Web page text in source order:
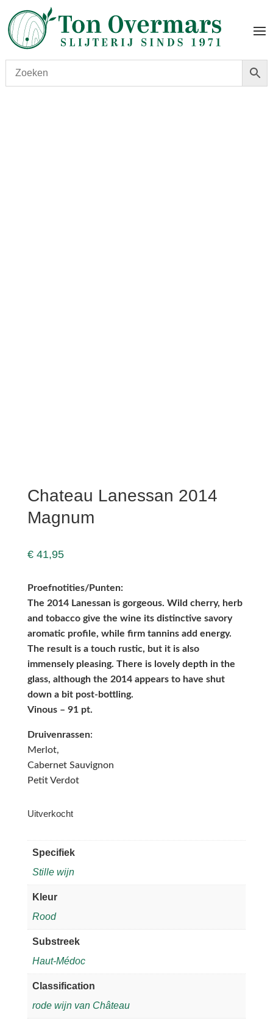
Chateau Lanessan 2014
Magnum
€41,95
Proefnotities/Punten:
The 2014 Lanessan is gorgeous. Wild cherry, herb
and tobacco give the wine its distinctive savory
aromatic profile, while firm tannins add energy.
The result is a touch rustic, but it is also
immensely pleasing. There is lovely depth in the
glass, although the 2014 appears to have shut
down a bit post-bottling.
Vinous – 91 pt.
Druivenrassen:
Merlot,
Cabernet Sauvignon
Petit Verdot
Uitverkocht
Specifiek
Stille wijn
Kleur
Rood
Substreek
Haut-Médoc
Classification
rode wijn van Château